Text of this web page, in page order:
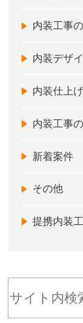
内装工事
内装デザ
内装仕上
内装工事
新着案件
その他
提携内装